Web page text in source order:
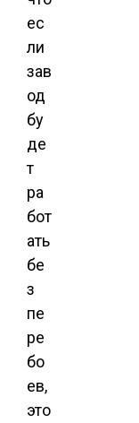
ес
ли
зав
од
бу
де
т
ра
бот
ать
бе
з
пе
ре
бо
ев,
это